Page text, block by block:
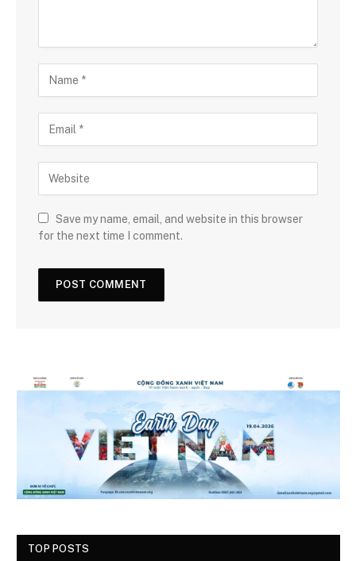
Save my name, email, and website in this browser
for the next time I comment.
TOP POSTS